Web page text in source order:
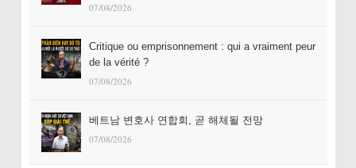
07/08/2026
Critique ou emprisonnement : qui a vraiment peur
de la vérité ?
07/08/2026
베트남 변호사 연합회, 곧 해체될 전망
07/08/2026